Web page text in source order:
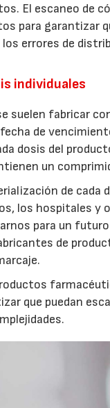
El escaneo de
para garantizar
errores de
individuales
suelen fabricar
de
dosis del
un
de
los hospitales y
para un
de
que puedan